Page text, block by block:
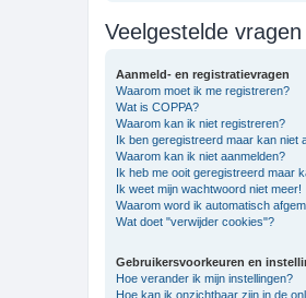
Veelgestelde vragen
Aanmeld- en registratievragen
Waarom moet ik me registreren?
Wat is COPPA?
Waarom kan ik niet registreren?
Ik ben geregistreerd maar kan niet
Waarom kan ik niet aanmelden?
Ik heb me ooit geregistreerd maar
Ik weet mijn wachtwoord niet meer!
Waarom word ik automatisch
Wat doet "verwijder cookies"?
Gebruikersvoorkeuren en
Hoe verander ik mijn instellingen?
Hoe kan ik onzichtbaar zijn in de